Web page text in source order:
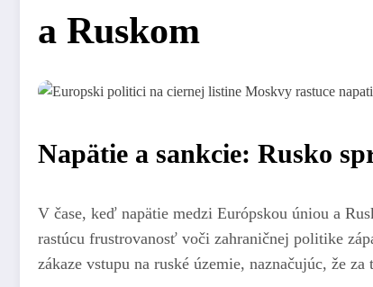
a Ruskom
Napätie a sankcie: Rusko
V čase, keď napätie medzi Európskou úniou a
rastúcu frustrovanosť voči zahraničnej politike
zákaze vstupu na ruské územie, naznačujúc, že